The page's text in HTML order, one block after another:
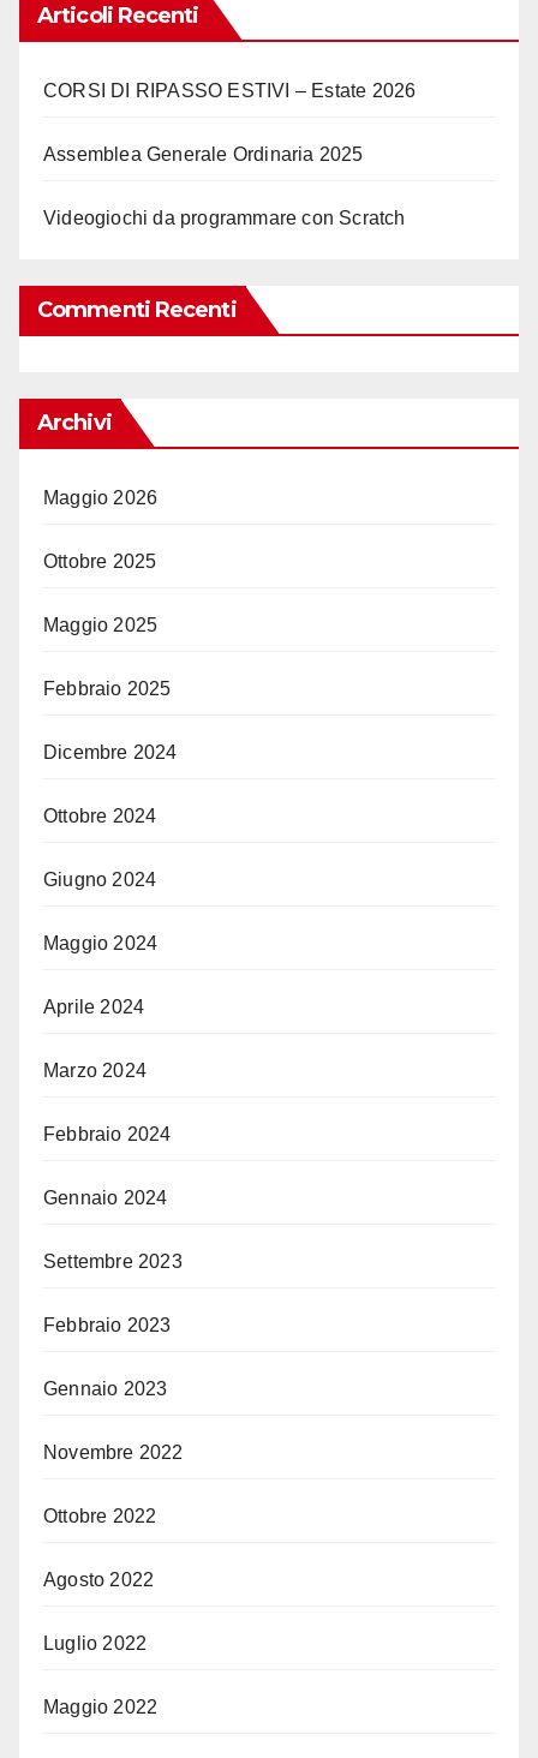
Articoli Recenti
CORSI DI RIPASSO ESTIVI – Estate 2026
Assemblea Generale Ordinaria 2025
Videogiochi da programmare con Scratch
Commenti Recenti
Archivi
Maggio 2026
Ottobre 2025
Maggio 2025
Febbraio 2025
Dicembre 2024
Ottobre 2024
Giugno 2024
Maggio 2024
Aprile 2024
Marzo 2024
Febbraio 2024
Gennaio 2024
Settembre 2023
Febbraio 2023
Gennaio 2023
Novembre 2022
Ottobre 2022
Agosto 2022
Luglio 2022
Maggio 2022